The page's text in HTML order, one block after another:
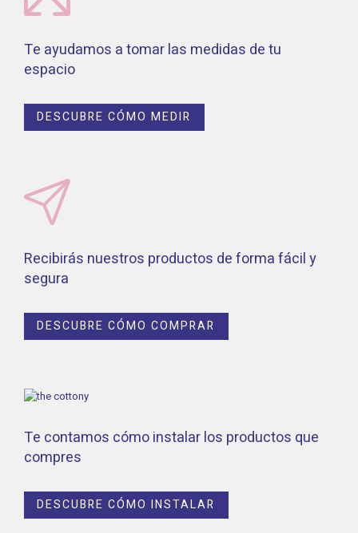
Te ayudamos a tomar las medidas de tu
espacio
DESCUBRE CÓMO MEDIR
Recibirás nuestros productos de forma fácil y
segura
DESCUBRE CÓMO COMPRAR
Te contamos cómo instalar los productos que
compres
DESCUBRE CÓMO INSTALAR